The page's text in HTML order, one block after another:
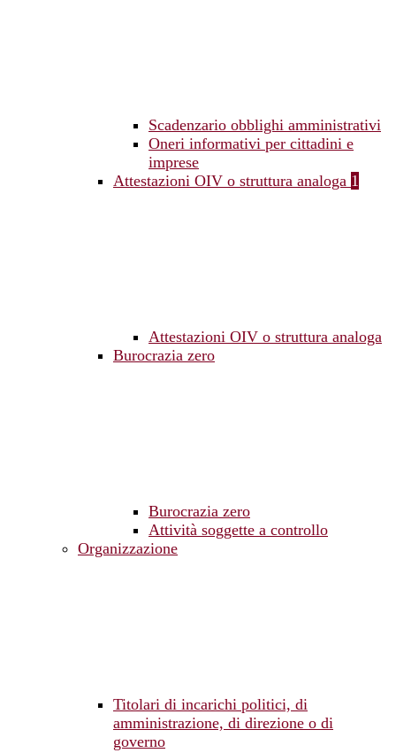
Scadenzario obblighi amministrativi
Oneri informativi per cittadini e
imprese
Attestazioni OIV o struttura analoga 1
Attestazioni OIV o struttura analoga
Burocrazia zero
Burocrazia zero
Attività soggette a controllo
Organizzazione
Titolari di incarichi politici, di
amministrazione, di direzione o di
governo